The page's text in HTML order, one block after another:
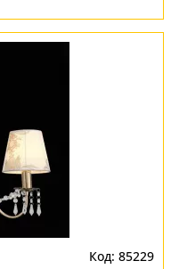
85229